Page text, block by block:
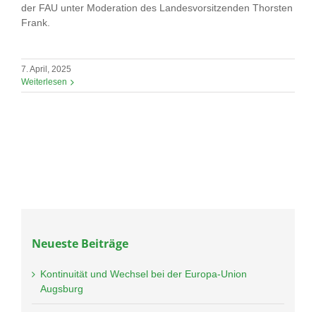
der FAU unter Moderation des Landesvorsitzenden Thorsten
Frank.
7. April, 2025
Weiterlesen
Neueste Beiträge
Kontinuität und Wechsel bei der Europa-Union
Augsburg